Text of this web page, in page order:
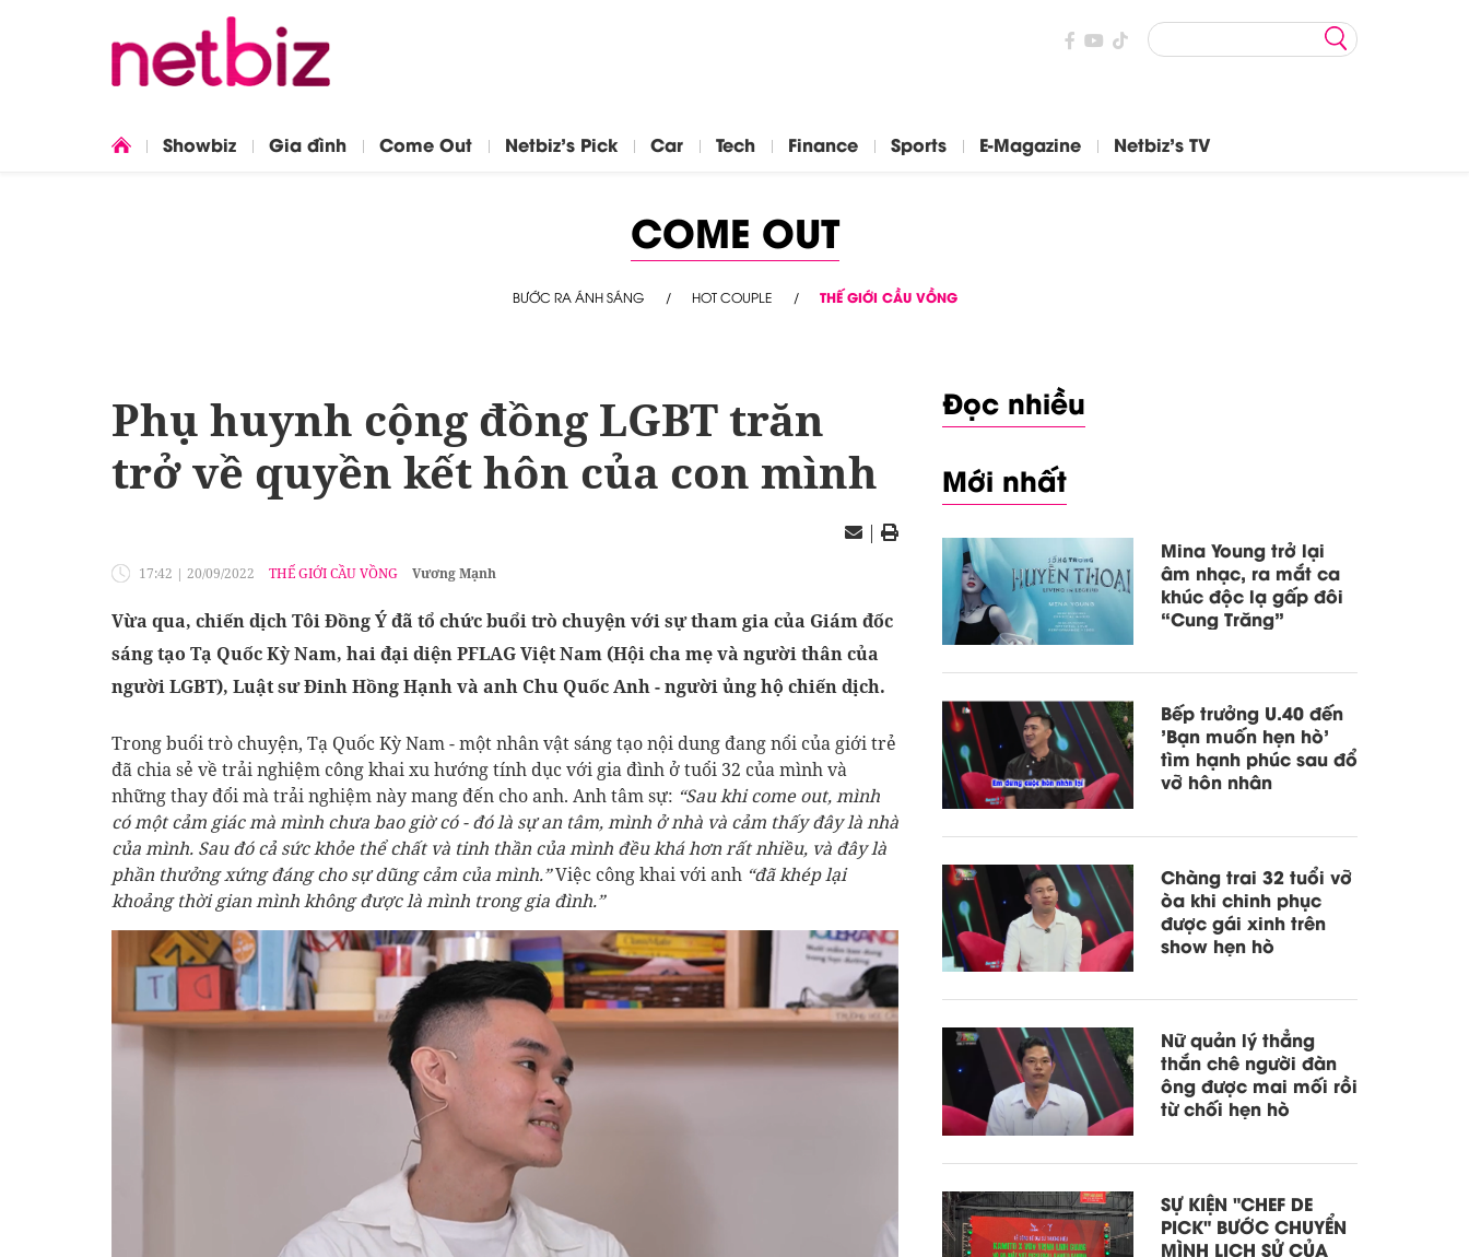
Showbiz Gia đình Come Out Netbiz's Pick Car Tech Finance Sports E-Magazine Netbiz's TV
COME OUT
BƯỚC RA ÁNH SÁNG HOT COUPLE THẾ GIỚI CẦU VỒNG
Phụ huynh cộng đồng LGBT trăn
trở về quyền kết hôn của con mình
|
17:42 | 20/09/2022 THẾ GIỚI CẦU VỒNG Vương Mạnh
Vừa qua, chiến dịch Tôi Đồng Ý đã tổ chức buổi trò chuyện với sự tham gia của Giám đốc
sáng tạo Tạ Quốc Kỳ Nam, hai đại diện PFLAG Việt Nam (Hội cha mẹ và người thân của
người LGBT), Luật sư Đinh Hồng Hạnh và anh Chu Quốc Anh - người ủng hộ chiến dịch.
Trong buổi trò chuyện, Tạ Quốc Kỳ Nam - một nhân vật sáng tạo nội dung đang nổi của giới trẻ
đã chia sẻ về trải nghiệm công khai xu hướng tính dục với gia đình ở tuổi 32 của mình và
những thay đổi mà trải nghiệm này mang đến cho anh. Anh tâm sự: “Sau khi come out, mình
có một cảm giác mà mình chưa bao giờ có - đó là sự an tâm, mình ở nhà và cảm thấy đây là nhà
của mình. Sau đó cả sức khỏe thể chất và tinh thần của mình đều khá hơn rất nhiều, và đây là
phần thưởng xứng đáng cho sự dũng cảm của mình.”Việc công khai với anh “đã khép lại
khoảng thời gian mình không được là mình trong gia đình.”
Đọc nhiều
Mới nhất
Mina Young trở lại
âm nhạc, ra mắt ca
khúc độc lạ gấp đôi
“Cung Trăng”
Bếp trưởng U.40 đến
'Bạn muốn hẹn hò'
tìm hạnh phúc sau đổ
vỡ hôn nhân
Chàng trai 32 tuổi vỡ
òa khi chinh phục
được gái xinh trên
show hẹn hò
Nữ quản lý thẳng
thắn chê người đàn
ông được mai mối rồi
từ chối hẹn hò
SỰ KIỆN "CHEF DE
PICK" BƯỚC CHUYỂN
MÌNH LỊCH SỬ CỦA